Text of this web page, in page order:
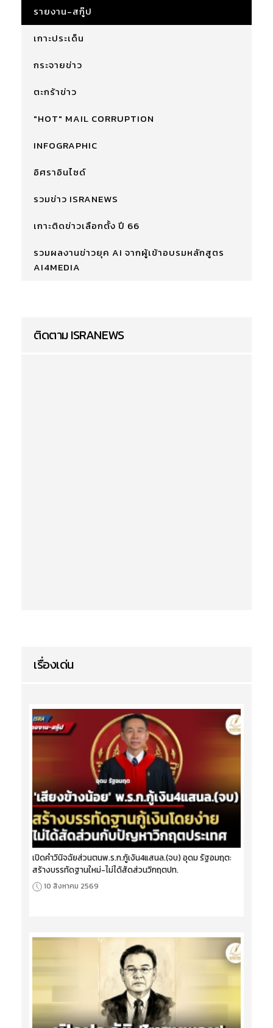
รายงาน-สกู๊ป
เกาะประเด็น
กระจายข่าว
ตะกร้าข่าว
"HOT" MAIL CORRUPTION
INFOGRAPHIC
อิศราอินไซด์
รวมข่าว ISRANEWS
เกาะติดข่าวเลือกตั้ง ปี 66
รวมผลงานข่าวยุค AI จากผู้เข้าอบรมหลักสูตร
AI4MEDIA
ติดตาม ISRANEWS
เรื่องเด่น
เปิดคำวินิจฉัยส่วนตนพ.ร.ก.กู้เงิน4แสนล.(จบ) อุดม รัฐอมฤต:
สร้างบรรทัดฐานใหม่-ไม่ได้สัดส่วนวิกฤตปท.
10 สิงหาคม 2569